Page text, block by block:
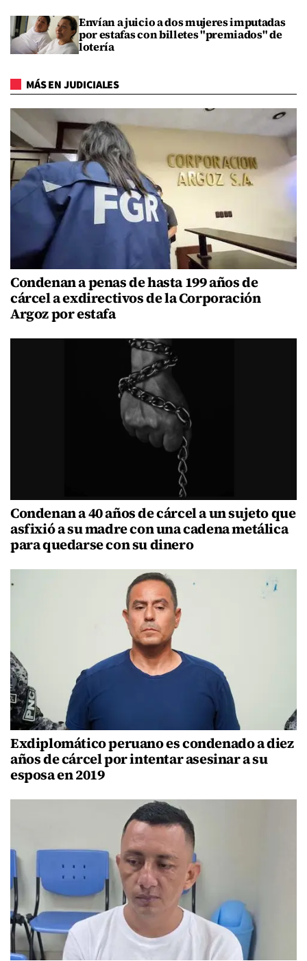
Envían a juicio a dos mujeres imputadas
por estafas con billetes "premiados" de
lotería
MÁS EN JUDICIALES
Condenan a penas de hasta 199 años de
cárcel a exdirectivos de la Corporación
Argoz por estafa
Condenan a 40 años de cárcel a un sujeto que
asfixió a su madre con una cadena metálica
para quedarse con su dinero
Exdiplomático peruano es condenado a diez
años de cárcel por intentar asesinar a su
esposa en 2019